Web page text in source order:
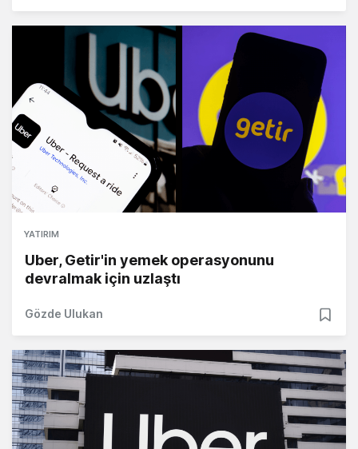
YATIRIM
Uber, Getir'in yemek operasyonunu
devralmak için uzlaştı
Gözde Ulukan